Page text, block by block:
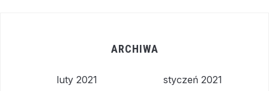
ARCHIWA
luty 2021
styczeń 2021